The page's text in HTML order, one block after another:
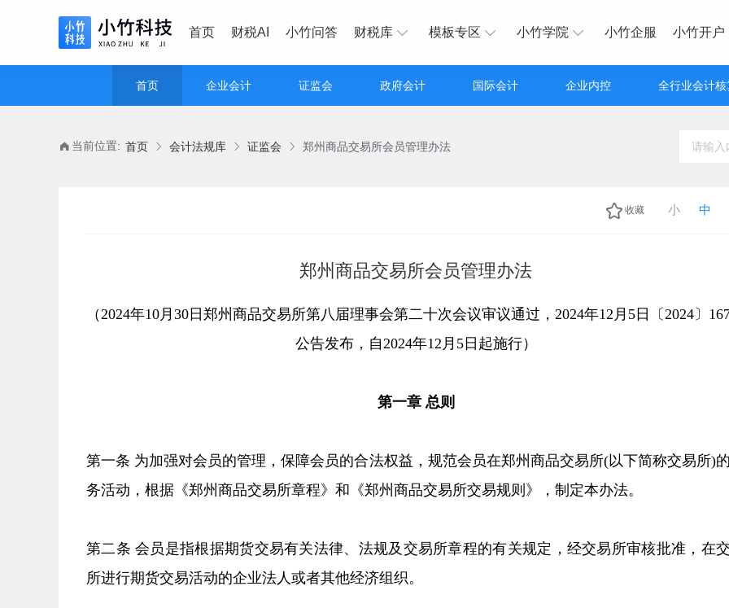
首页 财税AI 小竹问答 财税库 模板专区 小竹学院 小竹企服 小竹开户
首页 企业会计 证监会 政府会计 国际会计 企业内控 全行业会计核
当前位置: 首页 会计法规库 证监会 郑州商品交易所会员管理办法
收藏 小 中
郑州商品交易所会员管理办法
（2024年10月30日郑州商品交易所第八届理事会第二十次会议审议通过，2024年12月5日〔2024〕
公告发布，自2024年12月5日起施行）
第一章 总则
第一条 为加强对会员的管理，保障会员的合法权益，规范会员在郑州商品交易所(以下简称交易所)
务活动，根据《郑州商品交易所章程》和《郑州商品交易所交易规则》，制定本办法。
第二条 会员是指根据期货交易有关法律、法规及交易所章程的有关规定，经交易所审核批准，在
所进行期货交易活动的企业法人或者其他经济组织。